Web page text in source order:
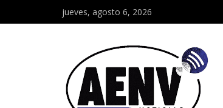
jueves, agosto 6, 2026